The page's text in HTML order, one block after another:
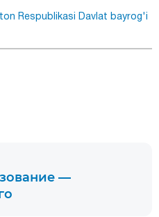
Respublikasi Davlat bayrog'i
—